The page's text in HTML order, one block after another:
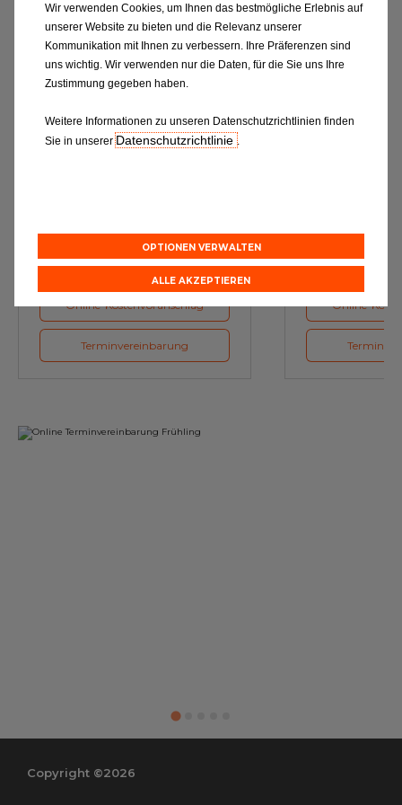
Online-Kostenvoranschlag
Terminvereinbarung
Online-
Copyright ©2026
Wir verwenden Cookies, um Ihnen das bestmögliche Erlebnis auf
unserer Website zu bieten und die Relevanz unserer
Kommunikation mit Ihnen zu verbessern. Ihre Präferenzen sind
uns wichtig. Wir verwenden nur die Daten, für die Sie uns Ihre
Zustimmung gegeben haben.
Weitere Informationen zu unseren Datenschutzrichtlinien finden
Sie in unsererDatenschutzrichtlinie .
OPTIONEN VERWALTEN
ALLE AKZEPTIEREN